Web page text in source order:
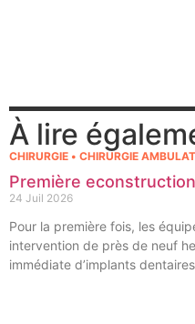
À lire
Première
24 Juil 2026
CHIRURGIE • CHIRURGIE
Pour la première fois, les
intervention de près de neuf
immédiate d’implants